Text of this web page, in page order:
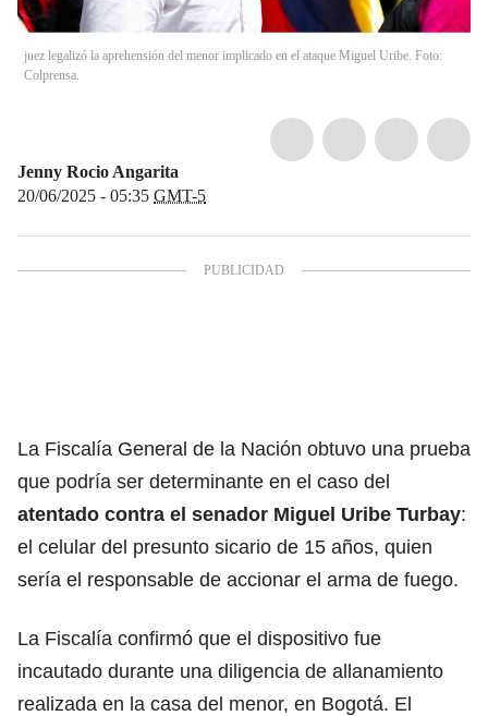
juez legalizó la aprehensión del menor implicado en el ataque Miguel Uribe. Foto:
Colprensa.
Jenny Rocio Angarita
20/06/2025 - 05:35 GMT-5
La Fiscalía General de la Nación obtuvo una prueba
que podría ser determinante en el caso del
atentado contra el senador Miguel Uribe Turbay:
el celular del presunto sicario de 15 años, quien
sería el responsable de accionar el arma de fuego.
La Fiscalía confirmó que el dispositivo fue
incautado durante una diligencia de allanamiento
realizada en la casa del menor, en Bogotá. El